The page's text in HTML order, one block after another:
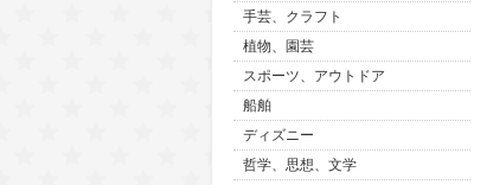
手芸、クラフト
植物、園芸
スポーツ、アウトドア
船舶
ディズニー
哲学、思想、文学